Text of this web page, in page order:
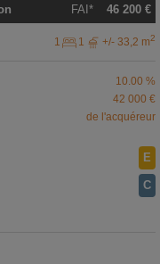
46 200 €
FAI*
1 1 +/- 33,2 m2
10.00 %
42 000 €
de l'acquéreur
E
C